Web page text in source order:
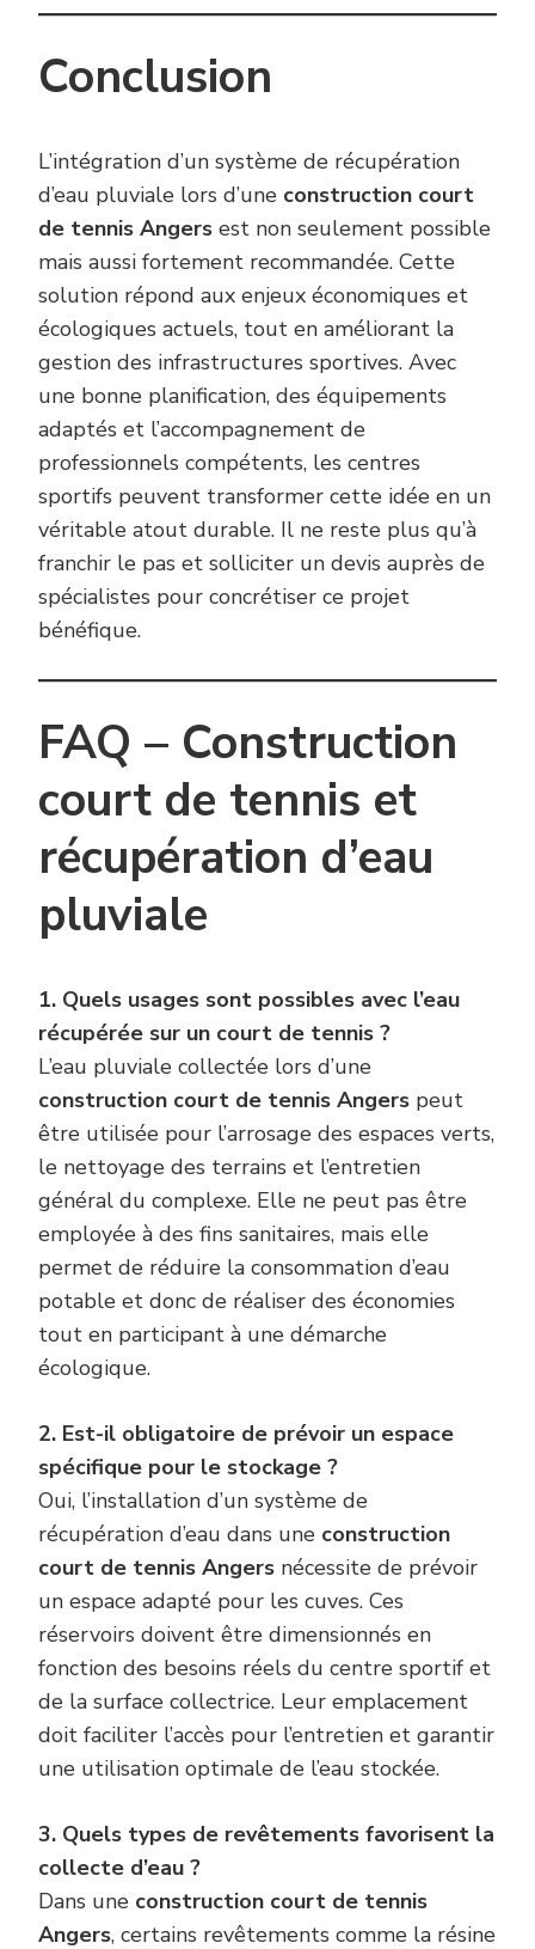
Conclusion
L’intégration d’un système de récupération
d’eau pluviale lors d’une construction court
de tennis Angers est non seulement possible
mais aussi fortement recommandée. Cette
solution répond aux enjeux économiques et
écologiques actuels, tout en améliorant la
gestion des infrastructures sportives. Avec
une bonne planification, des équipements
adaptés et l’accompagnement de
professionnels compétents, les centres
sportifs peuvent transformer cette idée en un
véritable atout durable. Il ne reste plus qu’à
franchir le pas et solliciter un devis auprès de
spécialistes pour concrétiser ce projet
bénéfique.
FAQ – Construction
court de tennis et
récupération d’eau
pluviale
1. Quels usages sont possibles avec l’eau
récupérée sur un court de tennis ?
L’eau pluviale collectée lors d’une
construction court de tennis Angers peut
être utilisée pour l’arrosage des espaces verts,
le nettoyage des terrains et l’entretien
général du complexe. Elle ne peut pas être
employée à des fins sanitaires, mais elle
permet de réduire la consommation d’eau
potable et donc de réaliser des économies
tout en participant à une démarche
écologique.
2. Est-il obligatoire de prévoir un espace
spécifique pour le stockage ?
Oui, l’installation d’un système de
récupération d’eau dans une construction
court de tennis Angers nécessite de prévoir
un espace adapté pour les cuves. Ces
réservoirs doivent être dimensionnés en
fonction des besoins réels du centre sportif et
de la surface collectrice. Leur emplacement
doit faciliter l’accès pour l’entretien et garantir
une utilisation optimale de l’eau stockée.
3. Quels types de revêtements favorisent la
collecte d’eau ?
Dans une construction court de tennis
Angers, certains revêtements comme la résine